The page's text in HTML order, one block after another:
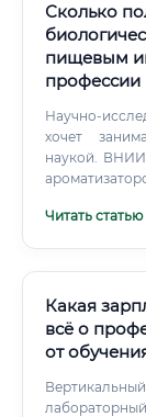
Сколько
пищевым
профессии
Научно-
хочет
наукой.
работу в
Читать статью
Какая
всё о
от
Вертикальный рост:
лабораторный